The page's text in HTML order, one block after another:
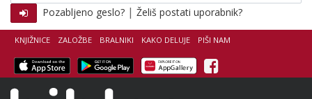
KNJIŽNICE ZALOŽBE BRALNIKI KAKO DELUJE PIŠI NAM
Facebook
Pozabljeno geslo? | Želiš postati uporabnik?